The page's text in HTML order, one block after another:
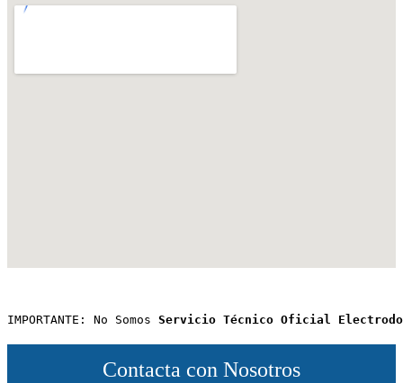
IMPORTANTE: No Somos Servicio Técnico Oficial
Contacta con Nosotros